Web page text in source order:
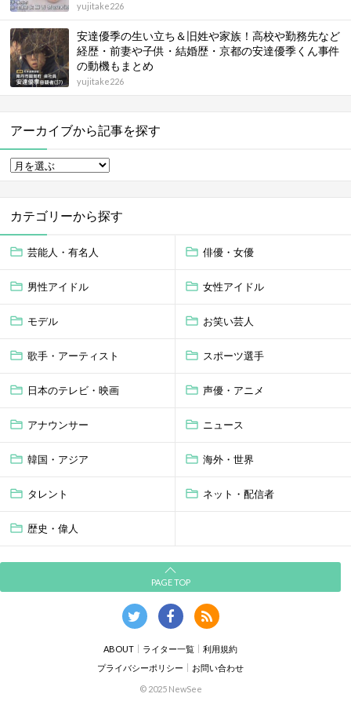
yujitake226
安達優季の生い立ち＆旧姓や家族！高校や勤務先など
経歴・前妻や子供・結婚歴・京都の安達優季くん事件
の動機もまとめ
yujitake226
アーカイブから記事を探す
カテゴリーから探す
芸能人・有名人 俳優・女優
男性アイドル 女性アイドル
モデル お笑い芸人
歌手・アーティスト スポーツ選手
日本のテレビ・映画 声優・アニメ
アナウンサー ニュース
韓国・アジア 海外・世界
タレント ネット・配信者
歴史・偉人
PAGE TOP
ABOUT ライター一覧
利用規約
プライバシーポリシー
お問い合わせ
© 2025 NewSee